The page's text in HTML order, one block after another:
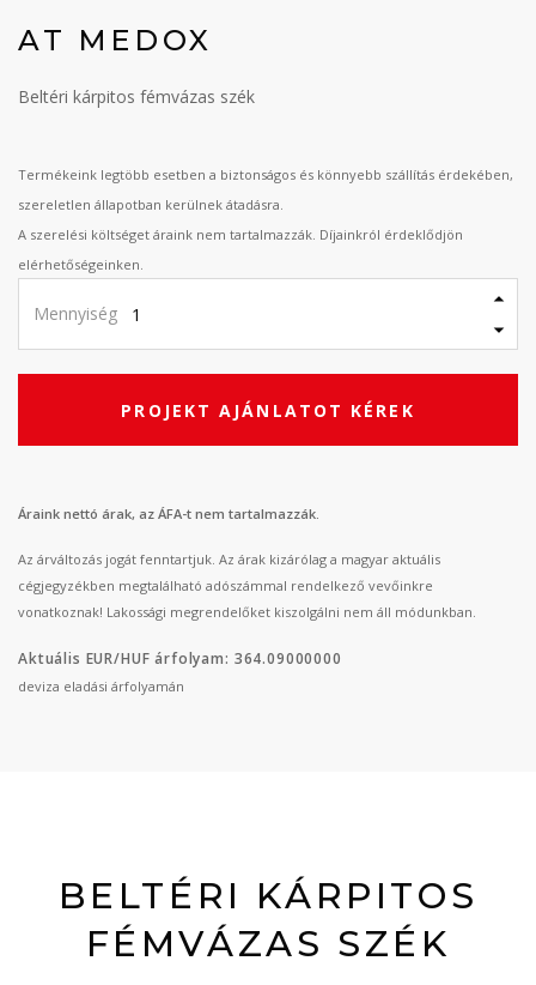
AT MEDOX
Beltéri kárpitos fémvázas szék
Termékeink legtöbb esetben a biztonságos és könnyebb szállítás érdekében,
szereletlen állapotban kerülnek átadásra.
A szerelési költséget áraink nem tartalmazzák. Díjainkról érdeklődjön
elérhetőségeinken.
Mennyiség
PROJEKT AJÁNLATOT KÉREK
Áraink nettó árak, az ÁFA-t nem tartalmazzák.
Az árváltozás jogát fenntartjuk. Az árak kizárólag a magyar aktuális
cégjegyzékben megtalálható adószámmal rendelkező vevőinkre
vonatkoznak! Lakossági megrendelőket kiszolgálni nem áll módunkban.
Aktuális EUR/HUF árfolyam: 364.09000000
deviza eladási árfolyamán
BELTÉRI KÁRPITOS
FÉMVÁZAS SZÉK